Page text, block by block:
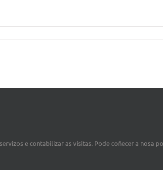
e contabilizar as visitas. Pode coñecer a nosa